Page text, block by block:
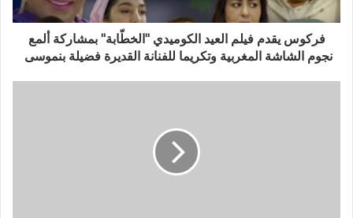
فركوس يقدم فيلم العيد الكوميدي "الخطّابة" بمشاركة ألمع
نجوم الشاشة المغربية وتكريما للفنانة القديرة فضيلة بنموسى